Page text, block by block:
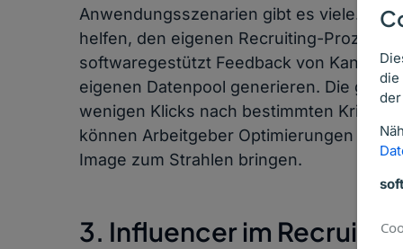
die
Anwendungsszenarien gibt es viele.
helfen, den eigenen Recruiting-Prozess
softwaregestützt Feedback von
eigenen Datenpool generieren. Die
wenigen Klicks nach bestimmten
können Arbeitgeber Optimierungen für
Image zum Strahlen bringen.
3. Influencer im